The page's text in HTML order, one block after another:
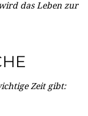
das Leben zur
Zeit gibt: